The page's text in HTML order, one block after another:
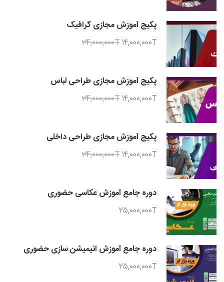
پکیج آموزش مجازی گرافیک
24,000,000T14,000,000T
پکیج آموزش مجازی طراحی لباس
24,000,000T14,000,000T
پکیج آموزش مجازی طراحی داخلی
24,000,000T14,000,000T
دوره جامع آموزش عکاسی حضوری
25,000,000T
دوره جامع آموزش انیمیشن سازی حضوری
25,000,000T